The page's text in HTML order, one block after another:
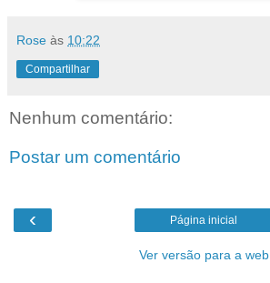
Rose às 10:22
Compartilhar
Nenhum comentário:
Postar um comentário
‹ Página inicial
Ver versão para a web